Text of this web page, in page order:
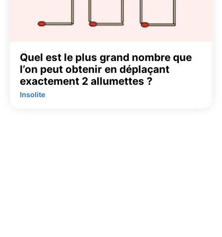
Quel est le plus grand nombre que
l’on peut obtenir en déplaçant
exactement 2 allumettes ?
Insolite